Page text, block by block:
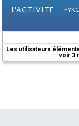
L'ACTIVITE
Les utilisateurs
voir 3